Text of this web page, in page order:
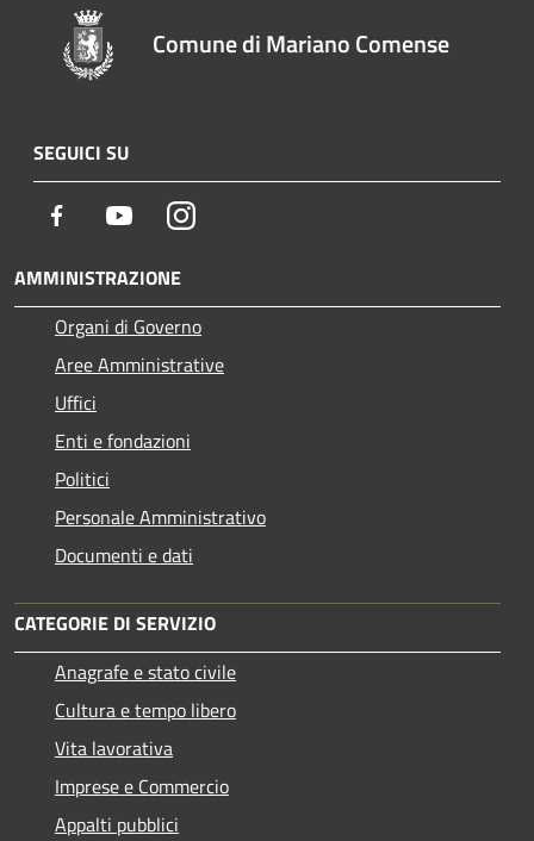
Comune di Mariano Comense
SEGUICI SU
Facebook YoutubeInstagram
AMMINISTRAZIONE
Organi di Governo
Aree Amministrative
Uffici
Enti e fondazioni
Politici
Personale Amministrativo
Documenti e dati
CATEGORIE DI SERVIZIO
Anagrafe e stato civile
Cultura e tempo libero
Vita lavorativa
Imprese e Commercio
Appalti pubblici